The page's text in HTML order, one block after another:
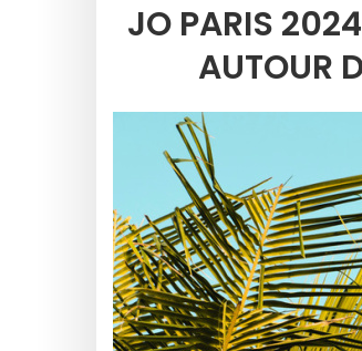
JO PARIS
AUTOUR